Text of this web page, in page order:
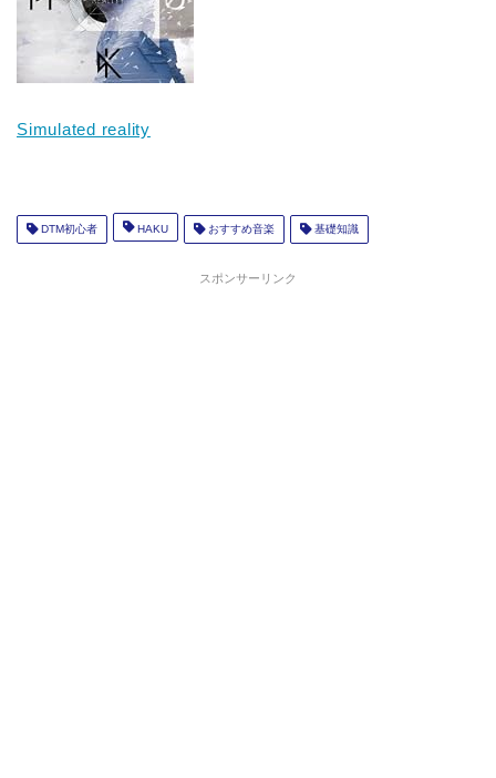
Simulated reality
DTM初心者 HAKU おすすめ音楽 基礎知識
スポンサーリンク